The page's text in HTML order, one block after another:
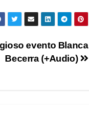
evento Blanca
Becerra (+Audio)